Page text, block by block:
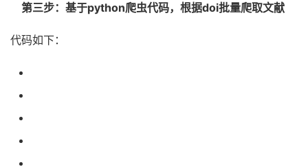
第三步：基于python爬虫代码，根据doi批量爬取文献
代码如下：